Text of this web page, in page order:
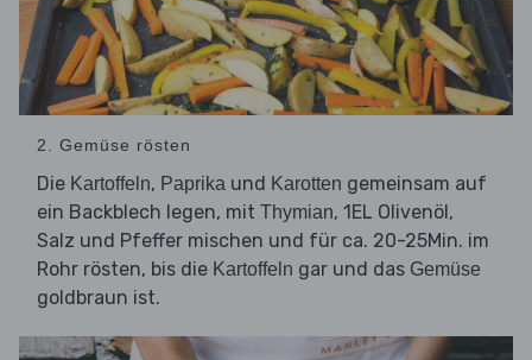
2. Gemüse rösten
Die Kartoffeln, Paprika und Karotten gemeinsam auf
ein Backblech legen, mit Thymian, 1EL Olivenöl,
Salz und Pfeffer mischen und für ca. 20-25Min. im
Rohr rösten, bis die Kartoffeln gar und das Gemüse
goldbraun ist.